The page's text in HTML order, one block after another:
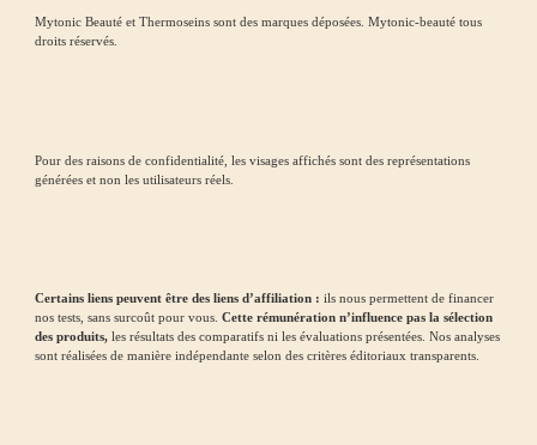
Mytonic Beauté et Thermoseins sont des marques déposées. Mytonic-beauté tous
droits réservés.
Pour des raisons de confidentialité, les visages affichés sont des représentations
générées et non les utilisateurs réels.
Certains liens peuvent être des liens d’affiliation : ils nous permettent de financer
nos tests, sans surcoût pour vous. Cette rémunération n’influence pas la sélection
des produits,les résultats des comparatifs ni les évaluations présentées. Nos analyses
sont réalisées de manière indépendante selon des critères éditoriaux transparents.